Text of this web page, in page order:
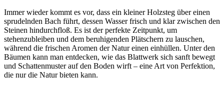
Immer wieder kommt es vor, dass ein kleiner Holzsteg über einen
sprudelnden Bach führt, dessen Wasser frisch und klar zwischen den
Steinen hindurchfloß. Es ist der perfekte Zeitpunkt, um
stehenzubleiben und dem beruhigenden Plätschern zu lauschen,
während die frischen Aromen der Natur einen einhüllen. Unter den
Bäumen kann man entdecken, wie das Blattwerk sich sanft bewegt
und Schattenmuster auf den Boden wirft – eine Art von Perfektion,
die nur die Natur bieten kann.